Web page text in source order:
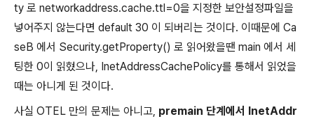
ty 로 networkaddress.cache.ttl=0을 지정한 보안설정파일을
넣어주지 않는다면 default 30 이 되버리는 것이다. 이때문에 Ca
seB 에서 Security.getProperty() 로 읽어왔을땐 main 에서 세
팅한 0이 읽혔으나, InetAddressCachePolicy를 통해서 읽었을
때는 아니게 된 것이다.
사실 OTEL 만의 문제는 아니고, premain 단계에서 InetAddr